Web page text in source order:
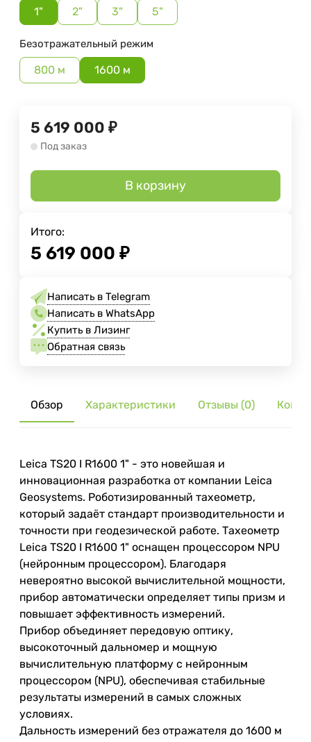
1" 2" 3" 5"
Безотражательный режим
800 м 1600 м
5 619 000 ₽
Под заказ
В корзину
Итого:
5 619 000 ₽
Написать в Telegram
Написать в WhatsApp
Купить в Лизинг
Обратная связь
Обзор Характеристики Отзывы (0)
Leica TS20 I R1600 1" - это новейшая и
инновационная разработка от компании Leica
Geosystems. Роботизированный тахеометр,
который задаёт стандарт производительности и
точности при геодезической работе. Тахеометр
Leica TS20 I R1600 1" оснащен процессором NPU
(нейронным процессором). Благодаря
невероятно высокой вычислительной мощности,
прибор автоматически определяет типы призм и
повышает эффективность измерений.
Прибор объединяет передовую оптику,
высокоточный дальномер и мощную
вычислительную платформу с нейронным
процессором (NPU), обеспечивая стабильные
результаты измерений в самых сложных
условиях.
Дальность измерений без отражателя до 1600 м